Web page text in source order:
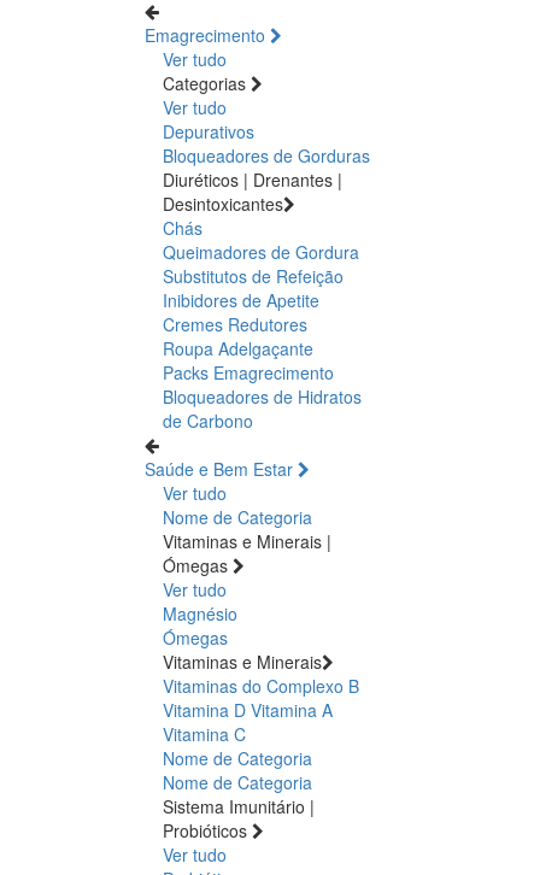
Emagrecimento
Ver tudo
Categorias
Ver tudo
Depurativos
Bloqueadores de Gorduras
Diuréticos | Drenantes |
Desintoxicantes
Chás
Queimadores de Gordura
Substitutos de Refeição
Inibidores de Apetite
Cremes Redutores
Roupa Adelgaçante
Packs Emagrecimento
Bloqueadores de Hidratos
de Carbono
Saúde e Bem Estar
Ver tudo
Nome de Categoria
Vitaminas e Minerais |
Ómegas
Ver tudo
Magnésio
Ómegas
Vitaminas e Minerais
Vitaminas do Complexo B
Vitamina D Vitamina A
Vitamina C
Nome de Categoria
Nome de Categoria
Sistema Imunitário |
Probióticos
Ver tudo